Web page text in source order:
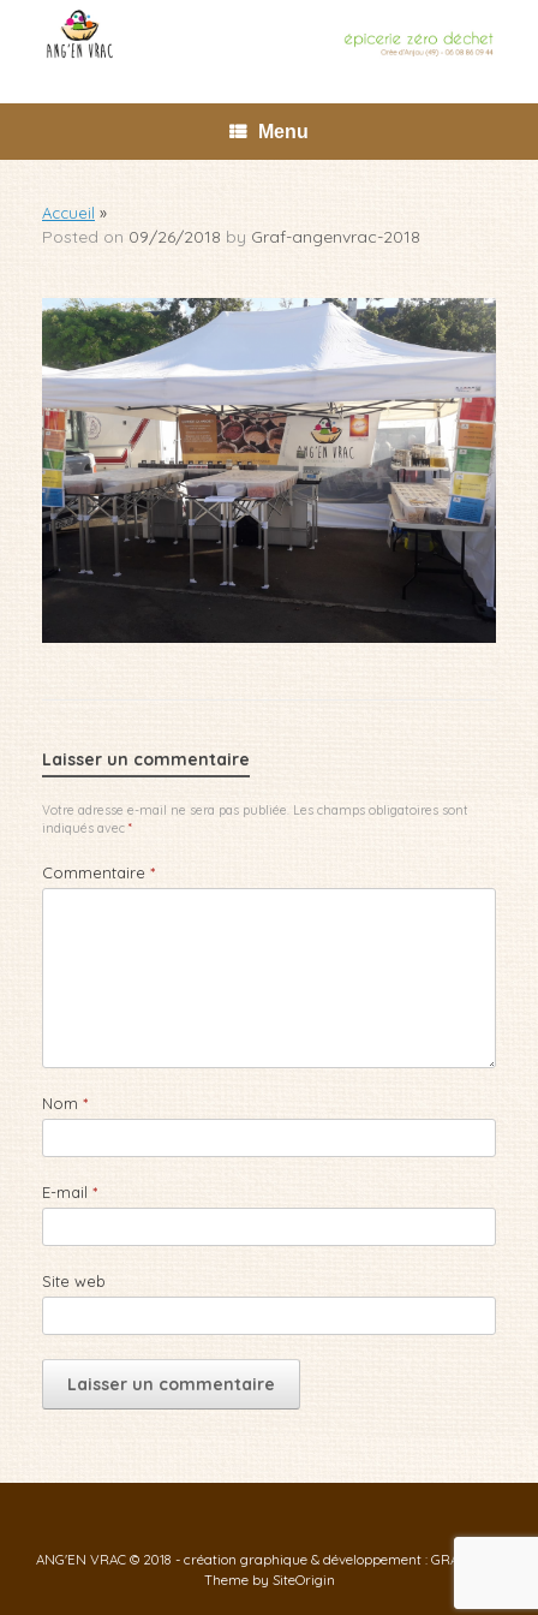
content
Menu
Accueil »
Posted on 09/26/2018 by Graf-angenvrac-2018
Laisser un commentaire
Votre adresse e-mail ne sera pas publiée. Les champs obligatoires sont
indiqués avec *
Commentaire *
Nom *
E-mail *
Site web
ANG'EN VRAC © 2018 - création graphique & développement : GRAF-ID
Theme by SiteOrigin